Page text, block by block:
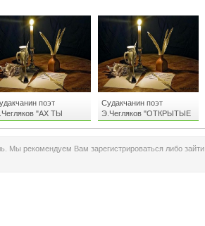
поэт
"АХ ТЫ
И ЧУВСТВА"
Судакчанин поэт
Э.Чегляков "ОТКРЫТЫЕ
ЧУВСТВА ЛЮБВИ"
Мы рекомендуем Вам зарегистрироваться либо зайти